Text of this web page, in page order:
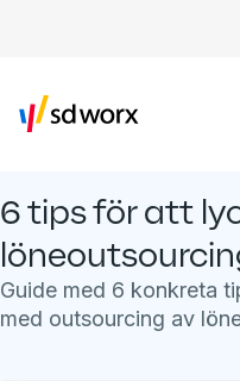
6 tips för att
Guide med 6 konkreta
med outsourcing av